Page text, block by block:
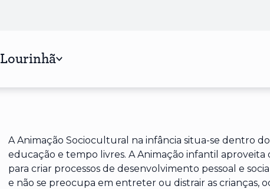
Lourinhã
A Animação Sociocultural na infância situa-se dentro
educação e tempo livres. A Animação infantil
para criar processos de desenvolvimento pessoal e
e não se preocupa em entreter ou distrair as crianças,